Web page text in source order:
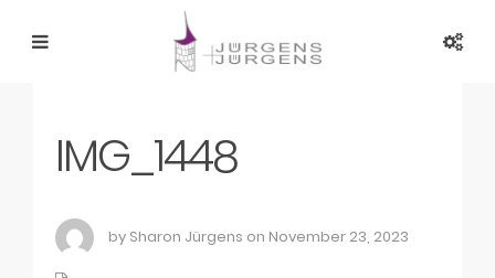
IMG_1448
by Sharon Jürgens on November 23, 2023